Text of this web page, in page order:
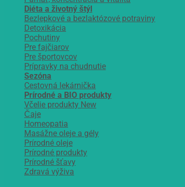
Diéta a životný štýl
Bezlepkové a bezlaktózové potraviny
Detoxikácia
Pochutiny
Pre fajčiarov
Pre športovcov
Prípravky na chudnutie
Sezóna
Cestovná lekárnička
Prírodné a BIO produkty
Včelie produkty
Čaje
Homeopatia
Masážne oleje a gély
Prírodné oleje
Prírodné produkty
Prírodné šťavy
Zdravá výživa